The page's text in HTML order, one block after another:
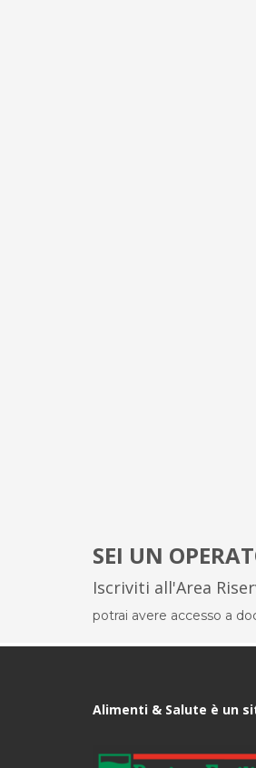
SEI UN
Iscriviti all'Area
potrai avere accesso a
Alimenti & Salute è un